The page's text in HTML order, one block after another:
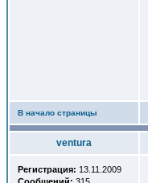
В начало страницы
ventura
Регистрация: 13.11.2009